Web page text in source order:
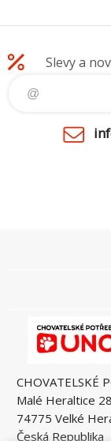
Slevy a
CHOVATELSKÉ
Malé Heraltice 28
74775 Velké
Česká Republika